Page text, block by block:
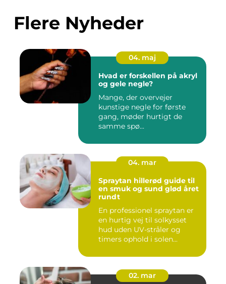
Flere Nyheder
04. maj
Hvad er forskellen på akryl
og gele negle?
Mange, der overvejer
kunstige negle for første
gang, møder hurtigt de
samme spø...
04. mar
Spraytan hillerød guide til
en smuk og sund glød året
rundt
En professionel spraytan er
en hurtig vej til solkysset
hud uden UV-stråler og
timers ophold i solen...
02. mar